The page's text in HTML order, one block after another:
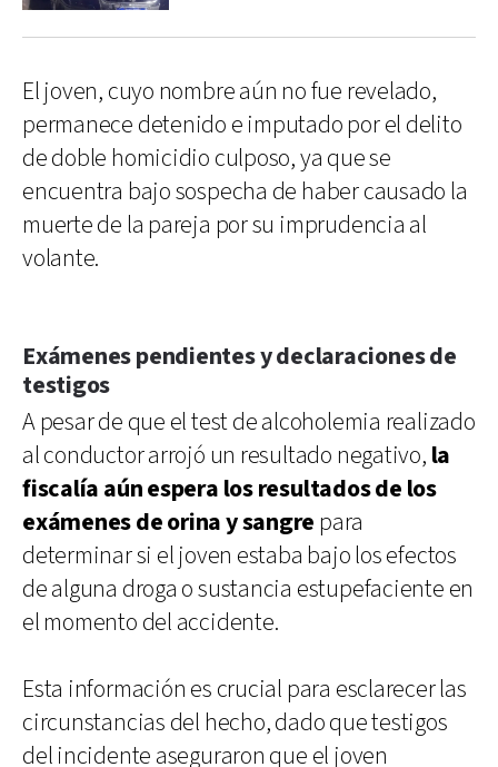
El joven, cuyo nombre aún no fue revelado,
permanece detenido e imputado por el delito
de doble homicidio culposo, ya que se
encuentra bajo sospecha de haber causado la
muerte de la pareja por su imprudencia al
volante.
Exámenes pendientes y declaraciones de
testigos
A pesar de que el test de alcoholemia realizado
al conductor arrojó un resultado negativo, la
fiscalía aún espera los resultados de los
exámenes de orina y sangre para
determinar si el joven estaba bajo los efectos
de alguna droga o sustancia estupefaciente en
el momento del accidente.
Esta información es crucial para esclarecer las
circunstancias del hecho, dado que testigos
del incidente aseguraron que el joven